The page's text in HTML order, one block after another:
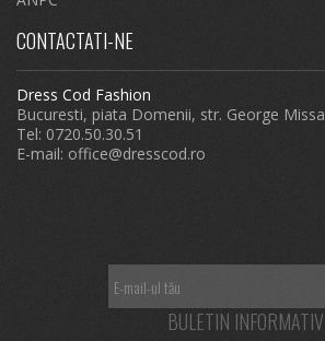
CONTACTATI-NE
Dress Cod Fashion
Bucuresti, piata Domenii, str. George
Tel: 0720.50.30.51
E-mail: office@dresscod.ro
BULETIN INFORMATIV